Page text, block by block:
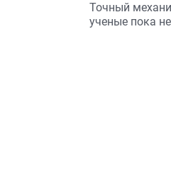
Точный
ученые пока